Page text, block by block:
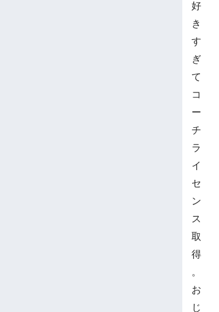
好
き
す
ぎ
て
コ
ー
チ
ラ
イ
セ
ン
ス
取
得
。
お
じ